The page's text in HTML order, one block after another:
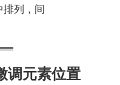
列，间
调元素位置